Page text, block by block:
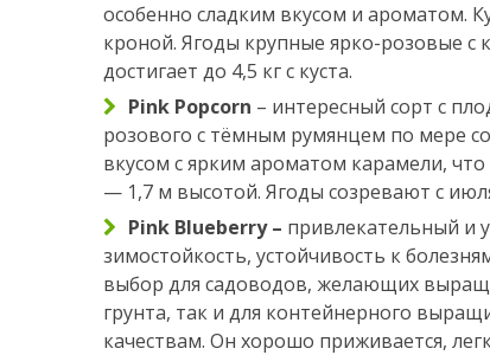
особенно сладким вкусом и ароматом.
кроной. Ягоды крупные ярко-розовые с
достигает до 4,5 кг с куста.
Pink Popcorn – интересный сорт с
розового с тёмным румянцем по мере
вкусом с ярким ароматом карамели,
— 1,7 м высотой. Ягоды созревают с
Pink Blueberry – привлекательный и
зимостойкость, устойчивость к
выбор для садоводов, желающих
грунта, так и для контейнерного
качествам. Он хорошо приживается,